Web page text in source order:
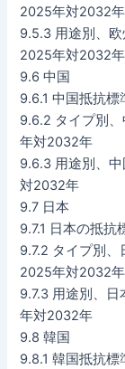
2025年対2032年
9.5.3 用途別、欧
2025年対2032年
9.6 中国
9.6.1 中国抵抗
9.6.2 タイプ別
年対2032年
9.6.3 用途別、
対2032年
9.7 日本
9.7.1 日本の抵
9.7.2 タイプ別、
2025年対2032年
9.7.3 用途別、
年対2032年
9.8 韓国
9.8.1 韓国抵抗